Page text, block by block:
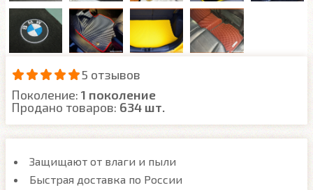
5 отзывов
Поколение: 1 поколение
Продано товаров: 634 шт.
Защищают от влаги и пыли
Быстрая доставка по России